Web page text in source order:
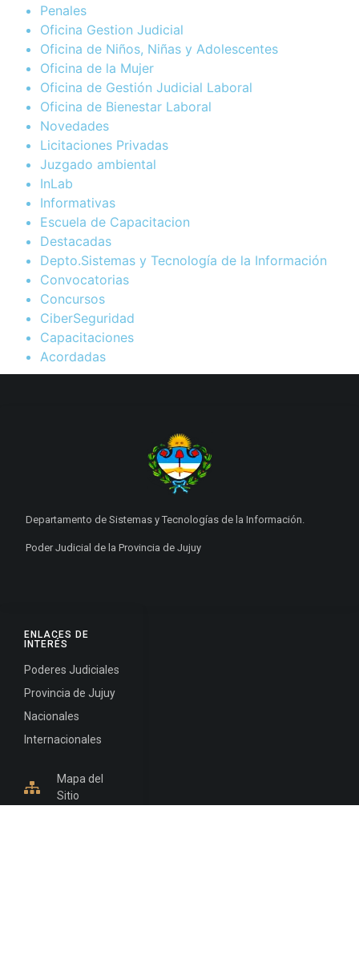
Penales
Oficina Gestion Judicial
Oficina de Niños, Niñas y Adolescentes
Oficina de la Mujer
Oficina de Gestión Judicial Laboral
Oficina de Bienestar Laboral
Novedades
Licitaciones Privadas
Juzgado ambiental
InLab
Informativas
Escuela de Capacitacion
Destacadas
Depto.Sistemas y Tecnología de la Información
Convocatorias
Concursos
CiberSeguridad
Capacitaciones
Acordadas
ENLACES DE
INTERÉS
Poderes Judiciales
Provincia de Jujuy
Nacionales
Internacionales
Mapa del
Sitio
Departamento de Sistemas y Tecnologías de la Información.
Poder Judicial de la Provincia de Jujuy